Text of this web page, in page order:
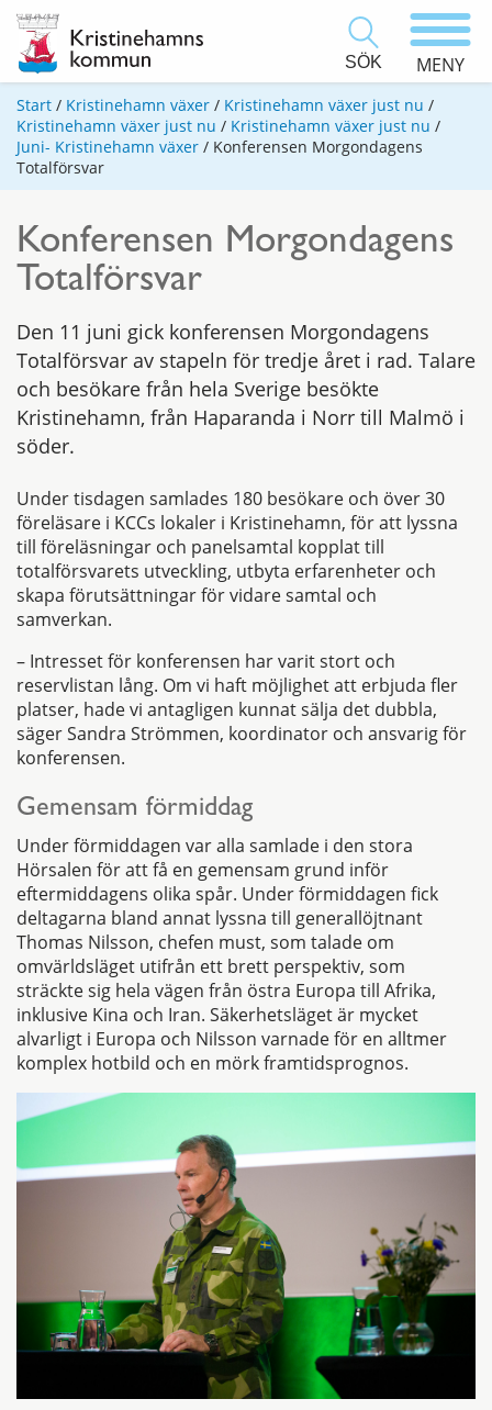
SÖK MENY
Start / Kristinehamn växer / Kristinehamn växer just nu /
Kristinehamn växer just nu / Kristinehamn växer just nu /
Juni- Kristinehamn växer / Konferensen Morgondagens
Totalförsvar
Konferensen Morgondagens
Totalförsvar
Den 11 juni gick konferensen Morgondagens
Totalförsvar av stapeln för tredje året i rad. Talare
och besökare från hela Sverige besökte
Kristinehamn, från Haparanda i Norr till Malmö i
söder.
Under tisdagen samlades 180 besökare och över 30
föreläsare i KCCs lokaler i Kristinehamn, för att lyssna
till föreläsningar och panelsamtal kopplat till
totalförsvarets utveckling, utbyta erfarenheter och
skapa förutsättningar för vidare samtal och
samverkan.
– Intresset för konferensen har varit stort och
reservlistan lång. Om vi haft möjlighet att erbjuda fler
platser, hade vi antagligen kunnat sälja det dubbla,
säger Sandra Strömmen, koordinator och ansvarig för
konferensen.
Gemensam förmiddag
Under förmiddagen var alla samlade i den stora
Hörsalen för att få en gemensam grund inför
eftermiddagens olika spår. Under förmiddagen fick
deltagarna bland annat lyssna till generallöjtnant
Thomas Nilsson, chefen must, som talade om
omvärldsläget utifrån ett brett perspektiv, som
sträckte sig hela vägen från östra Europa till Afrika,
inklusive Kina och Iran. Säkerhetsläget är mycket
alvarligt i Europa och Nilsson varnade för en alltmer
komplex hotbild och en mörk framtidsprognos.